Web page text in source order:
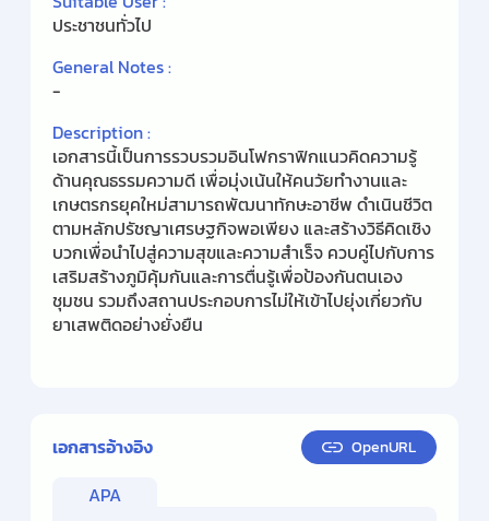
ประชาชนทั่วไป
General Notes :
-
Description :
เอกสารนี้เป็นการรวบรวมอินโฟกราฟิกแนวคิดความรู้
ด้านคุณธรรมความดี เพื่อมุ่งเน้นให้คนวัยทำงานและ
เกษตรกรยุคใหม่สามารถพัฒนาทักษะอาชีพ ดำเนินชีวิต
ตามหลักปรัชญาเศรษฐกิจพอเพียง และสร้างวิธีคิดเชิง
บวกเพื่อนำไปสู่ความสุขและความสำเร็จ ควบคู่ไปกับการ
เสริมสร้างภูมิคุ้มกันและการตื่นรู้เพื่อป้องกันตนเอง
ชุมชน รวมถึงสถานประกอบการไม่ให้เข้าไปยุ่งเกี่ยวกับ
ยาเสพติดอย่างยั่งยืน
เอกสารอ้างอิง OpenURL
APA